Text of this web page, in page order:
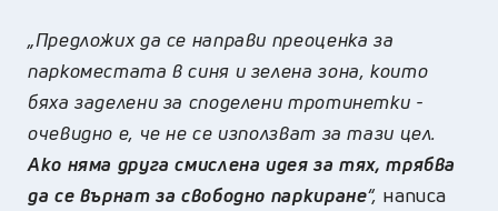
„Предложих да се направи преоценка за
паркоместата в синя и зелена зона, които
бяха заделени за споделени тротинетки -
очевидно е, че не се използват за тази цел.
Ако няма друга смислена идея за тях, трябва
да се върнат за свободно паркиране“, написа